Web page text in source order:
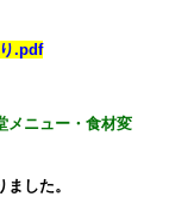
.pdf
メニュー・食材変
した。